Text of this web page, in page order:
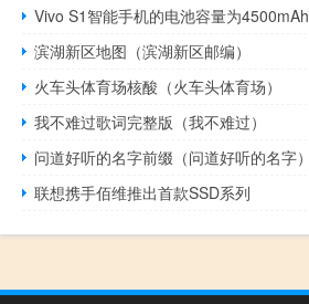
Vivo S1智能手机的电池容量为4500mAh
滨湖新区地图（滨湖新区邮编）
火车头体育场核酸（火车头体育场）
我不难过歌词完整版（我不难过）
问道好听的名字前缀（问道好听的名字）
联想携手佰维推出首款SSD系列